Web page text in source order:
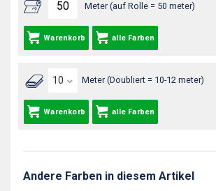
Meter (auf Rolle = 50 meter)
Warenkorb alle Farben
Meter (Doubliert = 10-12 meter)
Warenkorb alle Farben
Andere Farben in diesem Artikel